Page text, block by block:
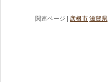
関連ページ | 彦根市 滋賀県